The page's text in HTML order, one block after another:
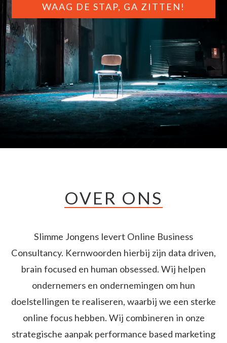
WAAG DE STAP, GA ZITTEN!
OVER ONS
Slimme Jongens levert Online Business
Consultancy. Kernwoorden hierbij zijn data driven,
brain focused en human obsessed. Wij helpen
ondernemers en ondernemingen om hun
doelstellingen te realiseren, waarbij we een sterke
online focus hebben. Wij combineren in onze
strategische aanpak performance based marketing